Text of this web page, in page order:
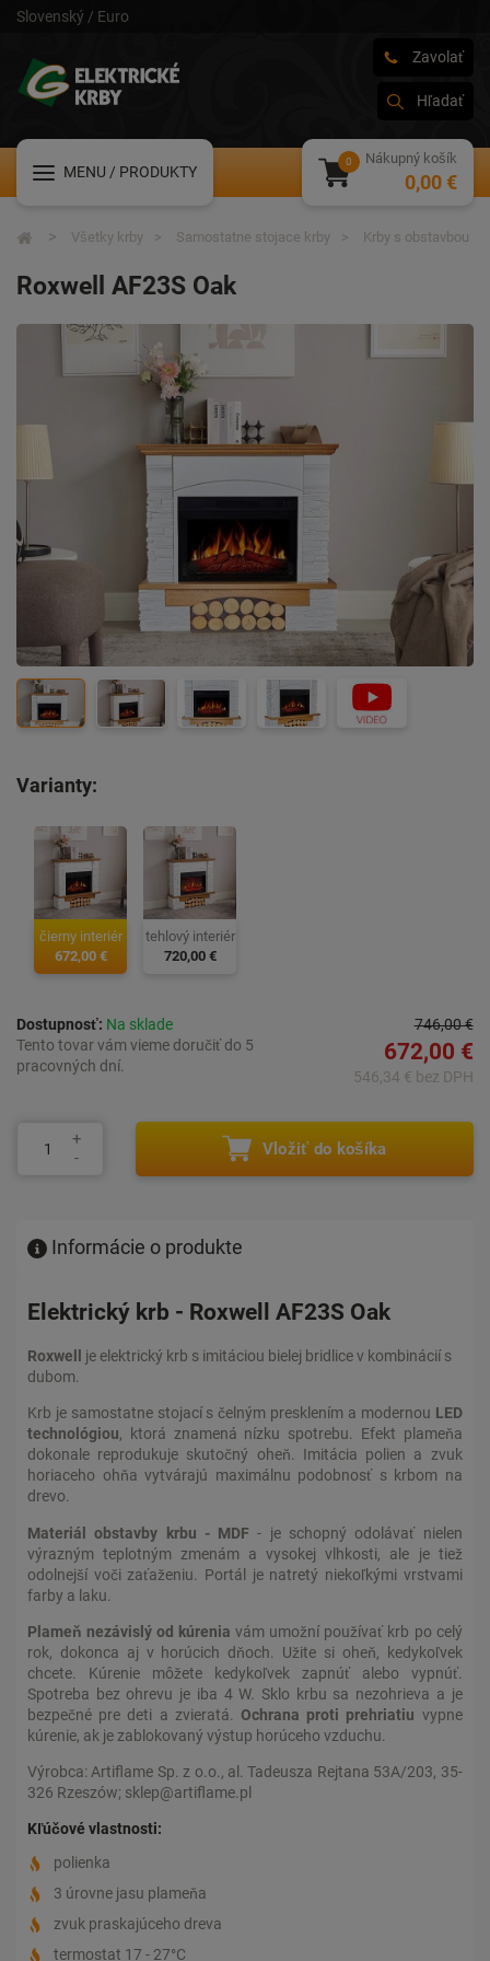
Slovenský / Euro
Zavolať
Hľadať
MENU / PRODUKTY
Nákupný košík
0,00 €
Roxwell AF23S Oak
Varianty:
čierny interiér
672,00 €
tehlový interiér
720,00 €
Dostupnosť: Na sklade
Tento tovar vám vieme doručiť do 5
pracovných dní.
746,00 €
672,00 €
546,34 € bez DPH
Vložiť do košíka
Informácie o produkte
Elektrický krb - Roxwell AF23S Oak
Roxwell
je elektrický krb s imitáciou bielej bridlice v kombinácií s
dubom.
Krb je samostatne stojací s čelným presklením a modernou LED
technológiou, ktorá znamená nízku spotrebu. Efekt plameňa
dokonale reprodukuje skutočný oheň. Imitácia polien a zvuk
horiaceho ohňa vytvárajú maximálnu podobnosť s krbom na
drevo.
Materiál obstavby krbu - MDF - je schopný odolávať nielen
výrazným teplotným zmenám a vysokej vlhkosti, ale je tiež
odolnejší voči zaťaženiu. Portál je natretý niekoľkými vrstvami
farby a laku.
Plameň nezávislý od kúrenia vám umožní používať krb po celý
rok, dokonca aj v horúcich dňoch. Užite si oheň, kedykoľvek
chcete. Kúrenie môžete kedykoľvek zapnúť alebo vypnúť.
Spotreba bez ohrevu je iba 4 W. Sklo krbu sa nezohrieva a je
bezpečné pre deti a zvieratá. Ochrana proti prehriatiu vypne
kúrenie, ak je zablokovaný výstup horúceho vzduchu.
Výrobca: Artiflame Sp. z o.o., al. Tadeusza Rejtana 53A/203, 35-
326 Rzeszów; sklep@artiflame.pl
Kľúčové vlastnosti:
polienka
3 úrovne jasu plameňa
zvuk praskajúceho dreva
termostat 17 - 27°C
Všetky krby Samostatne stojace krby Krby s obstavbou